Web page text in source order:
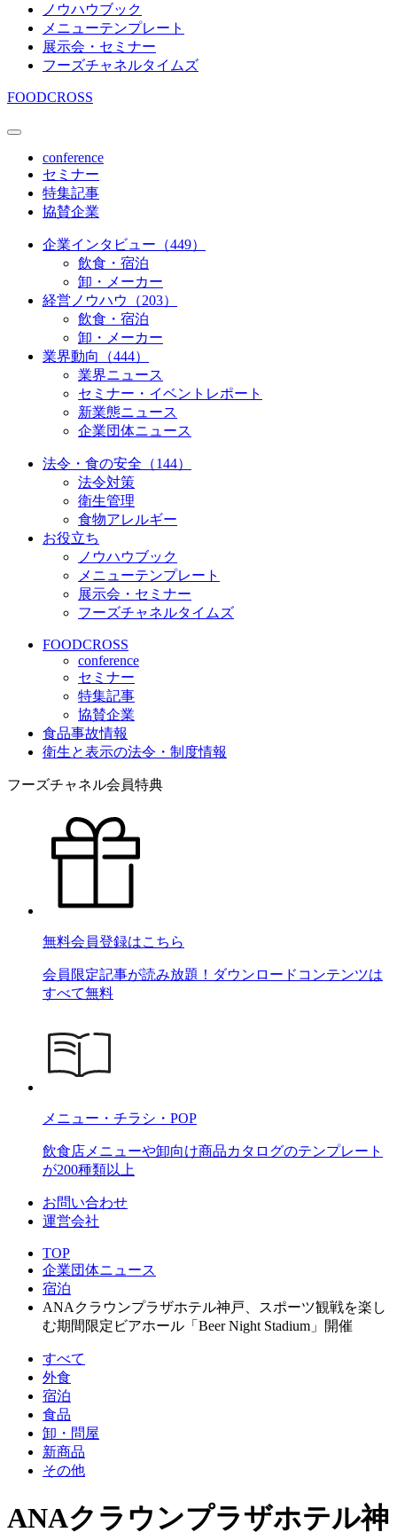
ノウハウブック
メニューテンプレート
展示会・セミナー
フーズチャネルタイムズ
FOODCROSS
conference
セミナー
特集記事
協賛企業
企業インタビュー（449）
飲食・宿泊
卸・メーカー
経営ノウハウ（203）
飲食・宿泊
卸・メーカー
業界動向（444）
業界ニュース
セミナー・イベントレポート
新業態ニュース
企業団体ニュース
法令・食の安全（144）
法令対策
衛生管理
食物アレルギー
お役立ち
ノウハウブック
メニューテンプレート
展示会・セミナー
フーズチャネルタイムズ
FOODCROSS
conference
セミナー
特集記事
協賛企業
食品事故情報
衛生と表示の法令・制度情報
フーズチャネル会員特典
無料会員登録はこちら
会員限定記事が読み放題！ダウンロードコンテンツは
すべて無料
メニュー・チラシ・POP
飲食店メニューや卸向け商品カタログのテンプレート
が200種類以上
お問い合わせ
運営会社
TOP
企業団体ニュース
宿泊
ANAクラウンプラザホテル神戸、スポーツ観戦を楽し
む期間限定ビアホール「Beer Night Stadium」開催
すべて
外食
宿泊
食品
卸・問屋
新商品
その他
ANAクラウンプラザホテル神